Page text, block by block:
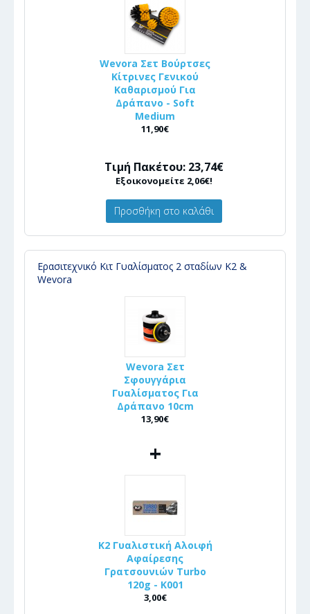
Wevora Σετ Βούρτσες
Κίτρινες Γενικού
Καθαρισμού Για
Δράπανο - Soft
Medium
11,90€
Τιμή Πακέτου: 23,74€
Εξοικονομείτε 2,06€!
Προσθήκη στο καλάθι
Ερασιτεχνικό Κιτ Γυαλίσματος 2 σταδίων K2 &
Wevora
Wevora Σετ
Σφουγγάρια
Γυαλίσματος Για
Δράπανο 10cm
13,90€
+
K2 Γυαλιστική Αλοιφή
Αφαίρεσης
Γρατσουνιών Turbo
120g - K001
3,00€